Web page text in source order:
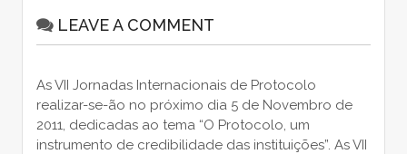
LEAVE A COMMENT
As VII Jornadas Internacionais de Protocolo
realizar-se-ão no próximo dia 5 de Novembro de
2011, dedicadas ao tema “O Protocolo, um
instrumento de credibilidade das instituições”. As VII